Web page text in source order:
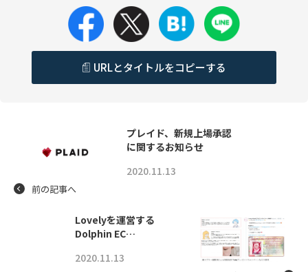
URLとタイトルをコピーする
プレイド、新規上場承認
に関するお知らせ
2020.11.13
前の記事へ
Lovelyを運営する
Dolphin EC…
2020.11.13